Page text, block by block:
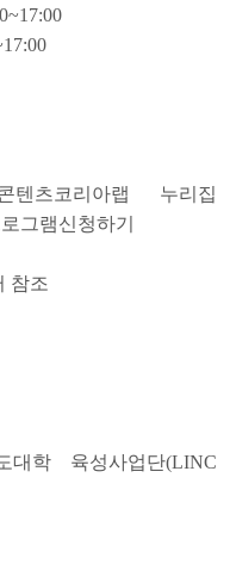
텐츠코리아랩 누리집
그램신청하기
참조
대학 육성사업단(LINC